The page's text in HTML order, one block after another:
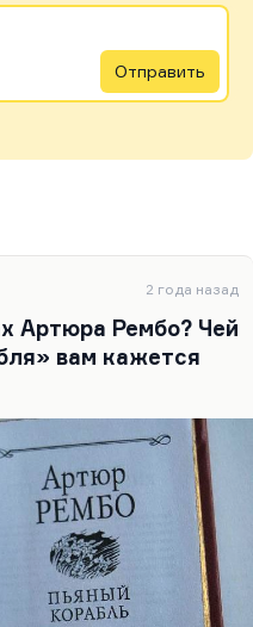
Отправить
2 года назад
Артюра Рембо? Чей
вам кажется